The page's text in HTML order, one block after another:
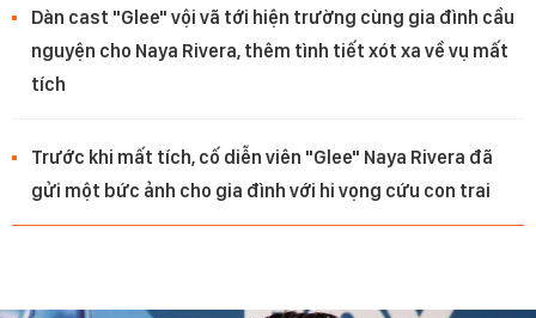
Dàn cast "Glee" vội vã tới hiện trường cùng gia đình cầu
nguyện cho Naya Rivera, thêm tình tiết xót xa về vụ mất
tích
Trước khi mất tích, cố diễn viên "Glee" Naya Rivera đã
gửi một bức ảnh cho gia đình với hi vọng cứu con trai